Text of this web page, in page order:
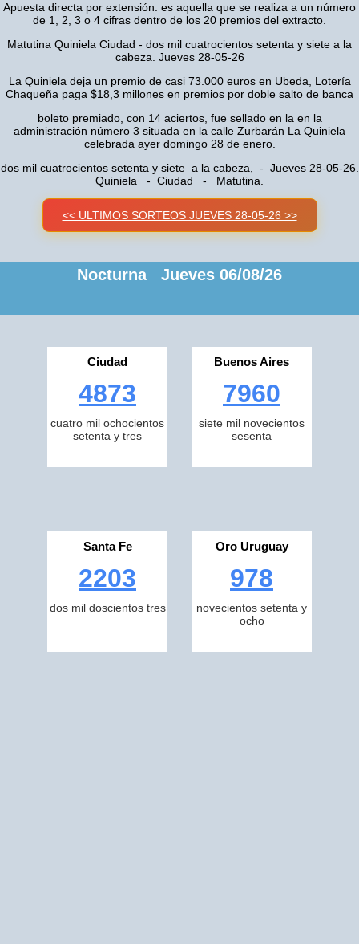
Apuesta directa por extensión: es aquella que se realiza a un número
de 1, 2, 3 o 4 cifras dentro de los 20 premios del extracto.
Matutina Quiniela Ciudad - dos mil cuatrocientos setenta y siete a la
cabeza. Jueves 28-05-26
La Quiniela deja un premio de casi 73.000 euros en Ubeda, Lotería
Chaqueña paga $18,3 millones en premios por doble salto de banca
boleto premiado, con 14 aciertos, fue sellado en la en la
administración número 3 situada en la calle Zurbarán La Quiniela
celebrada ayer domingo 28 de enero.
dos mil cuatrocientos setenta y siete a la cabeza, - Jueves 28-05-26.
Quiniela - Ciudad - Matutina.
<< ULTIMOS SORTEOS JUEVES 28-05-26 >>
Nocturna Jueves 06/08/26
Ciudad
4873
cuatro mil ochocientos
setenta y tres
Buenos Aires
7960
siete mil novecientos
sesenta
Santa Fe
2203
dos mil doscientos tres
Oro Uruguay
978
novecientos setenta y
ocho